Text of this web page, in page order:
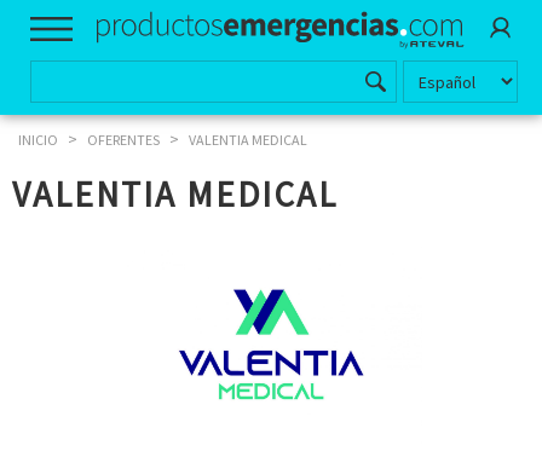
INICIO > OFERENTES > VALENTIA MEDICAL
VALENTIA MEDICAL